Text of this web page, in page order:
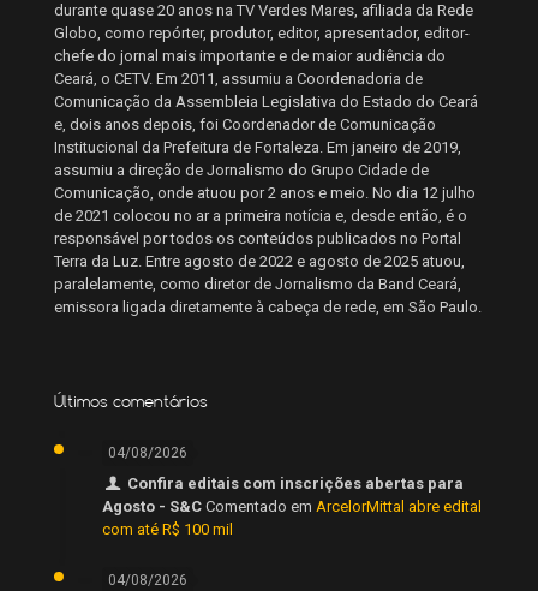
durante quase 20 anos na TV Verdes Mares, afiliada da Rede
Globo, como repórter, produtor, editor, apresentador, editor-
chefe do jornal mais importante e de maior audiência do
Ceará, o CETV. Em 2011, assumiu a Coordenadoria de
Comunicação da Assembleia Legislativa do Estado do Ceará
e, dois anos depois, foi Coordenador de Comunicação
Institucional da Prefeitura de Fortaleza. Em janeiro de 2019,
assumiu a direção de Jornalismo do Grupo Cidade de
Comunicação, onde atuou por 2 anos e meio. No dia 12 julho
de 2021 colocou no ar a primeira notícia e, desde então, é o
responsável por todos os conteúdos publicados no Portal
Terra da Luz. Entre agosto de 2022 e agosto de 2025 atuou,
paralelamente, como diretor de Jornalismo da Band Ceará,
emissora ligada diretamente à cabeça de rede, em São Paulo.
Últimos comentários
04/08/2026
Confira editais com inscrições abertas para
Agosto - S&C Comentado em ArcelorMittal abre edital
com até R$ 100 mil
04/08/2026